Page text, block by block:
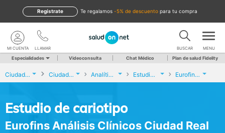
te regalamos -5% de descuento para tu compra
Regístrate
LLAMAR
MI CUENTA BUSCAR MENU
Especialidades Videoconsulta Chat Médico Plan de salud Fidelity
Ciudad Real Ciudad Real Analíticas y Genética Estudio de cariotipo Eurofins Análisis Clínicos Ciudad Real
Estudio de cariotipo
Eurofins Análisis Clínicos Ciudad Real